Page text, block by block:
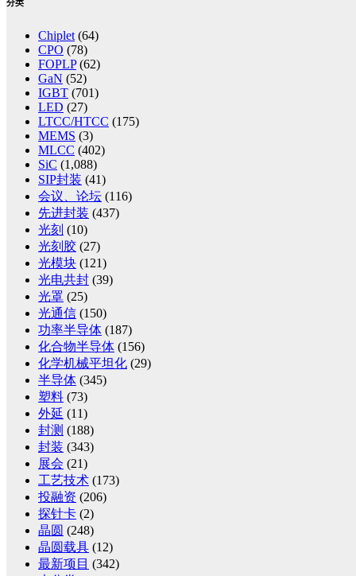
分类
Chiplet (64)
CPO (78)
FOPLP(62)
GaN (52)
IGBT (701)
LED (27)
LTCC/HTCC (175)
MEMS (3)
MLCC (402)
SiC (1,088)
SIP封装 (41)
会议、论坛 (116)
先进封装 (437)
光刻 (10)
光刻胶 (27)
光模块 (121)
光电共封 (39)
光罩 (25)
光通信 (150)
功率半导体 (187)
化合物半导体 (156)
化学机械平坦化 (29)
半导体 (345)
塑料 (73)
外延 (11)
封测 (188)
封装 (343)
展会 (21)
工艺技术 (173)
投融资 (206)
探针卡 (2)
晶圆 (248)
晶圆载具 (12)
最新项目 (342)